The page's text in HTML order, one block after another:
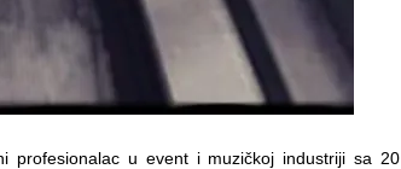
profesionalac u event i muzičkoj industriji sa 20